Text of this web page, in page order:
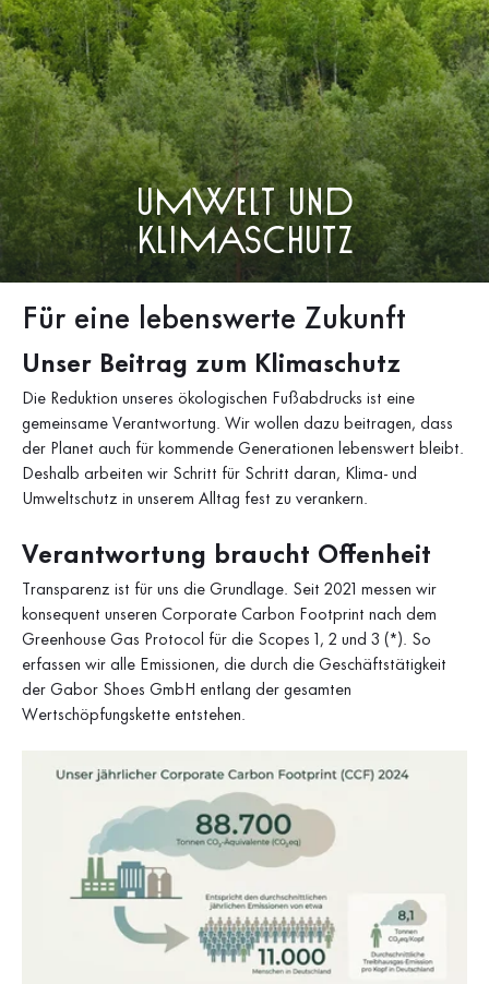
Umwelt und
Klimaschutz
Für eine lebenswerte Zukunft
Unser Beitrag zum Klimaschutz
Die Reduktion unseres ökologischen Fußabdrucks ist eine
gemeinsame Verantwortung. Wir wollen dazu beitragen, dass
der Planet auch für kommende Generationen lebenswert bleibt.
Deshalb arbeiten wir Schritt für Schritt daran, Klima- und
Umweltschutz in unserem Alltag fest zu verankern.
Verantwortung braucht Offenheit
Transparenz ist für uns die Grundlage. Seit 2021 messen wir
konsequent unseren Corporate Carbon Footprint nach dem
Greenhouse Gas Protocol für die Scopes 1, 2 und 3 (*). So
erfassen wir alle Emissionen, die durch die Geschäftstätigkeit
der Gabor Shoes GmbH entlang der gesamten
Wertschöpfungskette entstehen.